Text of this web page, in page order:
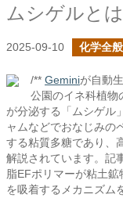
ムシゲルと
2025-09-10 化学全般
/** Geminiが自動
公園のイネ科植物
が分泌する「ムシゲル
ャムなどでおなじみの
する粘質多糖であり、
解説されています。記
脂EFポリマーが粘土
を吸着するメカニズム